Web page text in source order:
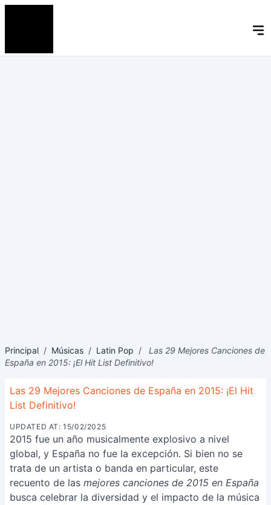
Principal / Músicas / Latin Pop /
Las 29 Mejores Canciones de
España en 2015: ¡El Hit List Definitivo!
Las 29 Mejores Canciones de España en 2015: ¡El Hit
List Definitivo!
UPDATED AT: 15/02/2025
2015 fue un año musicalmente explosivo a nivel
global, y España no fue la excepción. Si bien no se
trata de un artista o banda en particular, este
recuento de las mejores canciones de 2015 en España
busca celebrar la diversidad y el impacto de la música